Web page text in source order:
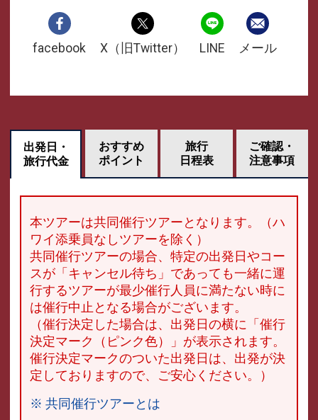
facebook X（旧Twitter） LINE メール
出発日・
旅行代金
おすすめ
ポイント
旅行
日程表
ご確認・
注意事項
本ツアーは共同催行ツアーとなります。（ハ
ワイ添乗員なしツアーを除く）
共同催行ツアーの場合、特定の出発日やコー
スが「キャンセル待ち」であっても一緒に運
行するツアーが最少催行人員に満たない時に
は催行中止となる場合がございます。
（催行決定した場合は、出発日の横に「催行
決定マーク（ピンク色）」が表示されます。
催行決定マークのついた出発日は、出発が決
定しておりますので、ご安心ください。）
※ 共同催行ツアーとは